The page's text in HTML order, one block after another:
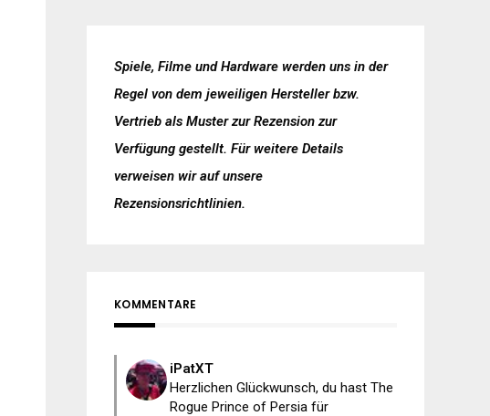
Spiele, Filme und Hardware werden uns in der
Regel von dem jeweiligen Hersteller bzw.
Vertrieb als Muster zur Rezension zur
Verfügung gestellt. Für weitere Details
verweisen wir auf unsere
Rezensionsrichtlinien.
KOMMENTARE
iPatXT
Herzlichen Glückwunsch, du hast The
Rogue Prince of Persia für